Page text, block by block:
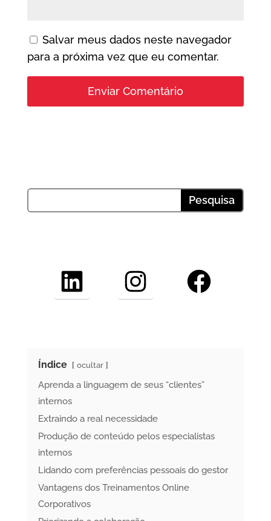
Salvar meus dados neste navegador
para a próxima vez que eu comentar.
LinkedIn InstagramFacebook
Índice ocultar
Aprenda a linguagem de seus “clientes”
internos
Extraindo a real necessidade
Produção de conteúdo pelos especialistas
internos
Lidando com preferências pessoais do gestor
Vantagens dos Treinamentos Online
Corporativos